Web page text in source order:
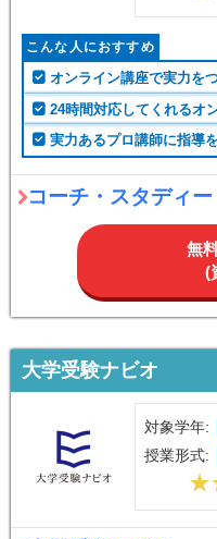
こんな人におすすめ
オンライン講座で実力を
24時間対応してくれるオ
実力あるプロ講師に指導
コーチ・スタディー
無
(
大学受験ナビオ
対象学年:
授業形式: